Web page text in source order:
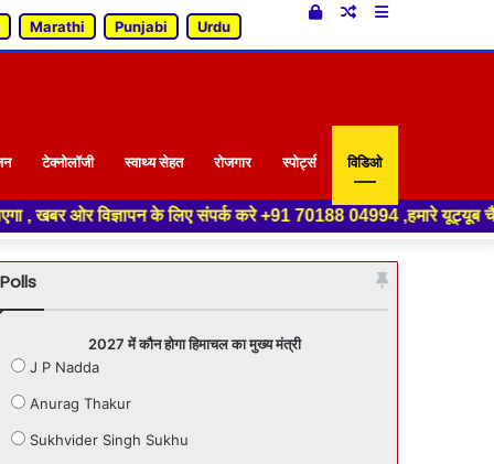
Marathi Punjabi Urdu
Sidebar
Random
Log
टेक्नोलॉजी स्वाथ्य सेहत रोजगार स्पोर्ट्स विडिओ
के लिए संपर्क करे +91 70188 04994 ,हमारे यूट्यूब चैनल को
Polls
2027 में कौन होगा हिमाचल का मुख्य मंत्री
J P Nadda
Anurag Thakur
Sukhvider Singh Sukhu